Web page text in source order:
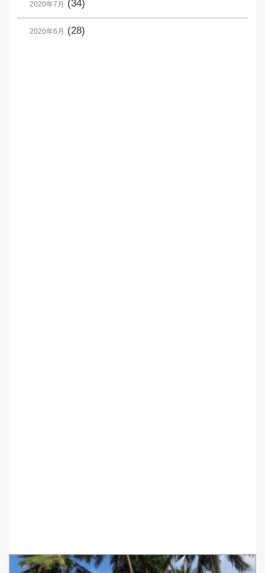
2020年7月 (34)
2020年6月 (28)